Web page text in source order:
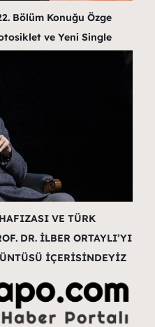
Bölüm Konuğu Özge
ve Yeni Single
VE TÜRK
DR. İLBER ORTAYLI’YI
İÇERİSİNDEYİZ